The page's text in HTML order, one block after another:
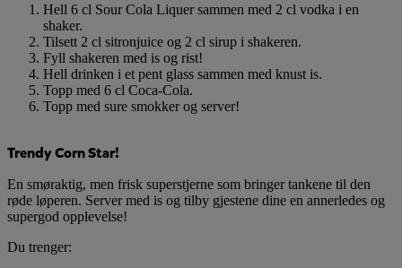
Hell 6 cl Sour Cola Liquer sammen med 2 cl vodka i en
shaker.
Tilsett 2 cl sitronjuice og 2 cl sirup i shakeren.
Fyll shakeren med is og rist!
Hell drinken i et pent glass sammen med knust is.
Topp med 6 cl Coca-Cola.
Topp med sure smokker og server!
Trendy Corn Star!
En smøraktig, men frisk superstjerne som bringer tankene til den
røde løperen. Server med is og tilby gjestene dine en annerledes og
supergod opplevelse!
Du trenger: